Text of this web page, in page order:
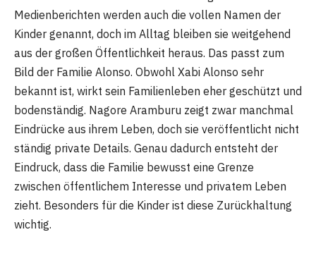
Medienberichten werden auch die vollen Namen der
Kinder genannt, doch im Alltag bleiben sie weitgehend
aus der großen Öffentlichkeit heraus. Das passt zum
Bild der Familie Alonso. Obwohl Xabi Alonso sehr
bekannt ist, wirkt sein Familienleben eher geschützt und
bodenständig. Nagore Aramburu zeigt zwar manchmal
Eindrücke aus ihrem Leben, doch sie veröffentlicht nicht
ständig private Details. Genau dadurch entsteht der
Eindruck, dass die Familie bewusst eine Grenze
zwischen öffentlichem Interesse und privatem Leben
zieht. Besonders für die Kinder ist diese Zurückhaltung
wichtig.